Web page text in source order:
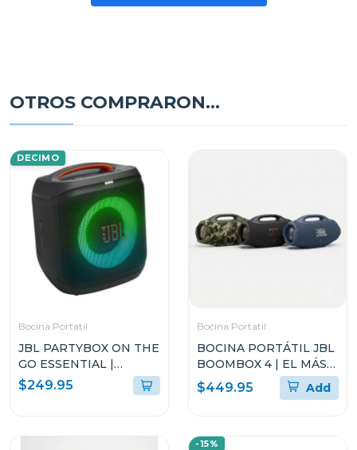
OTROS COMPRARON...
DECIMO
Bocina Portatil
JBL PARTYBOX ON THE
GO ESSENTIAL |
ALTAVOZ PORTÁTIL
PARA FIESTAS CON
$249.95
Bocina Portatil
BOCINA PORTÁTIL JBL
BOOMBOX 4 | EL MÁS
POTENTE DE JBL
$449.95 Add
-15%